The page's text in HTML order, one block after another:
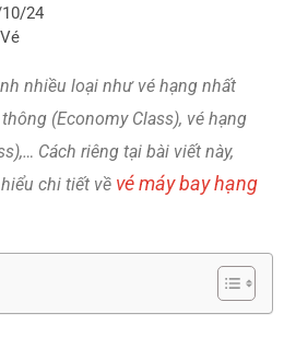
24
nhiều loại như vé hạng nhất
(Economy Class), vé hạng
Cách riêng tại bài viết này,
chi tiết về vé máy bay hạng